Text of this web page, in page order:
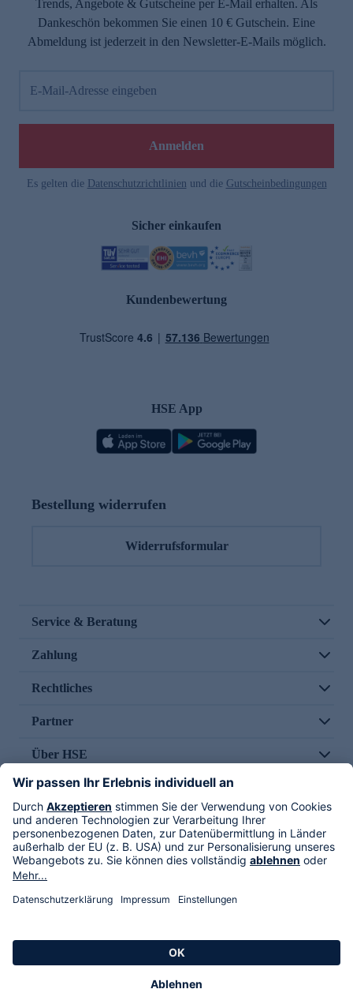
Trends, Angebote & Gutscheine per E-Mail erhalten. Als
Dankeschön bekommen Sie einen 10 € Gutschein. Eine
Abmeldung ist jederzeit in den Newsletter-E-Mails möglich.
E-Mail-Adresse eingeben
Anmelden
Es gelten die Datenschutzrichtlinien und die Gutscheinbedingungen
Sicher einkaufen
Kundenbewertung
HSE App
Bestellung widerrufen
Widerrufsformular
Service & Beratung
Zahlung
Rechtliches
Partner
Über HSE
Im TV
HSE International